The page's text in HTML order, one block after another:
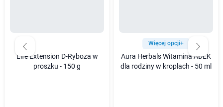
Life Extension D-Ryboza w
proszku - 150 g
Więcej opcji+
Aura Herbals Witamina ADEK
dla rodziny w kroplach - 50 ml